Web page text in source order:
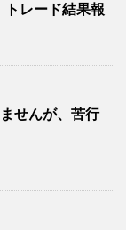
レード結果報
せんが、苦行